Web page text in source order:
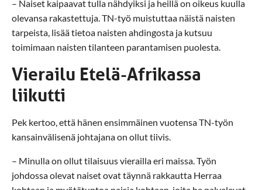
– Naiset kaipaavat tulla nähdyiksi ja heillä on oikeus kuulla
olevansa rakastettuja. TN-työ muistuttaa näistä naisten
tarpeista, lisää tietoa naisten ahdingosta ja kutsuu
toimimaan naisten tilanteen parantamisen puolesta.
Vierailu Etelä-Afrikassa
liikutti
Pek kertoo, että hänen ensimmäinen vuotensa TN-työn
kansainvälisenä johtajana on ollut tiivis.
– Minulla on ollut tilaisuus vierailla eri maissa. Työn
johdossa olevat naiset ovat täynnä rakkautta Herraa